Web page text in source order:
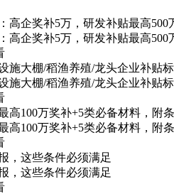
高企奖补5万，研发补贴最高500
高企奖补5万，研发补贴最高500
施大棚/稻渔养殖/龙头企业补贴
施大棚/稻渔养殖/龙头企业补贴
高100万奖补+5类必备材料，附
高100万奖补+5类必备材料，附
，这些条件必须满足
，这些条件必须满足